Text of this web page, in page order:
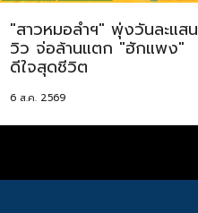
"สาวหมอลำฯ" พุ่งวันละแสน
วิว จ่อล้านแตก "ฮักแพง"
ดีใจสุดชีวิต
6 ส.ค. 2569